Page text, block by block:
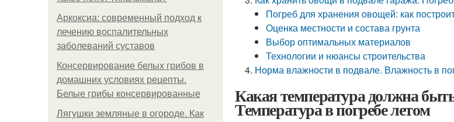
Аркоксиа: современный подход к
лечению воспалительных
заболеваний суставов
Консервирование белых грибов в
домашних условиях рецепты.
Белые грибы консервированные
Лягушки земляные в огороде. Как
Погреб для хранения овощей: как
Оценка местности и состава грунта
Выбор оптимальных материалов
Технологии и нюансы строительства
Норма влажности в подвале. Влажность в
Какая температура должна
Температура в погребе летом